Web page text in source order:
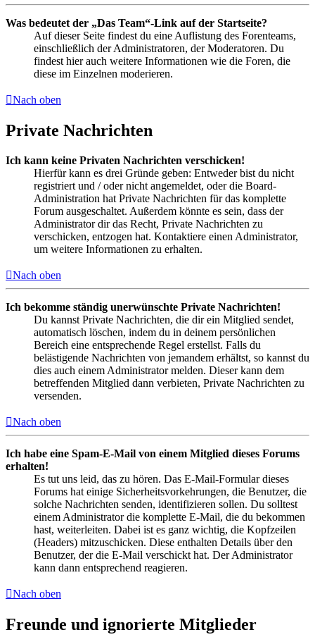
Was bedeutet der „Das Team“-Link auf der Startseite?
Auf dieser Seite findest du eine Auflistung des Forenteams,
einschließlich der Administratoren, der Moderatoren. Du
findest hier auch weitere Informationen wie die Foren, die
diese im Einzelnen moderieren.
Nach oben
Private Nachrichten
Ich kann keine Privaten Nachrichten verschicken!
Hierfür kann es drei Gründe geben: Entweder bist du nicht
registriert und / oder nicht angemeldet, oder die Board-
Administration hat Private Nachrichten für das komplette
Forum ausgeschaltet. Außerdem könnte es sein, dass der
Administrator dir das Recht, Private Nachrichten zu
verschicken, entzogen hat. Kontaktiere einen Administrator,
um weitere Informationen zu erhalten.
Nach oben
Ich bekomme ständig unerwünschte Private Nachrichten!
Du kannst Private Nachrichten, die dir ein Mitglied sendet,
automatisch löschen, indem du in deinem persönlichen
Bereich eine entsprechende Regel erstellst. Falls du
belästigende Nachrichten von jemandem erhältst, so kannst du
dies auch einem Administrator melden. Dieser kann dem
betreffenden Mitglied dann verbieten, Private Nachrichten zu
versenden.
Nach oben
Ich habe eine Spam-E-Mail von einem Mitglied dieses Forums
erhalten!
Es tut uns leid, das zu hören. Das E-Mail-Formular dieses
Forums hat einige Sicherheitsvorkehrungen, die Benutzer, die
solche Nachrichten senden, identifizieren sollen. Du solltest
einem Administrator die komplette E-Mail, die du bekommen
hast, weiterleiten. Dabei ist es ganz wichtig, die Kopfzeilen
(Headers) mitzuschicken. Diese enthalten Details über den
Benutzer, der die E-Mail verschickt hat. Der Administrator
kann dann entsprechend reagieren.
Nach oben
Freunde und ignorierte Mitglieder